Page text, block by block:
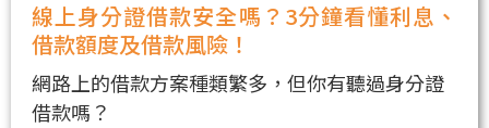
線上身分證借款安全嗎？3分鐘看懂利息、
借款額度及借款風險！
網路上的借款方案種類繁多，但你有聽過身分證
借款嗎？